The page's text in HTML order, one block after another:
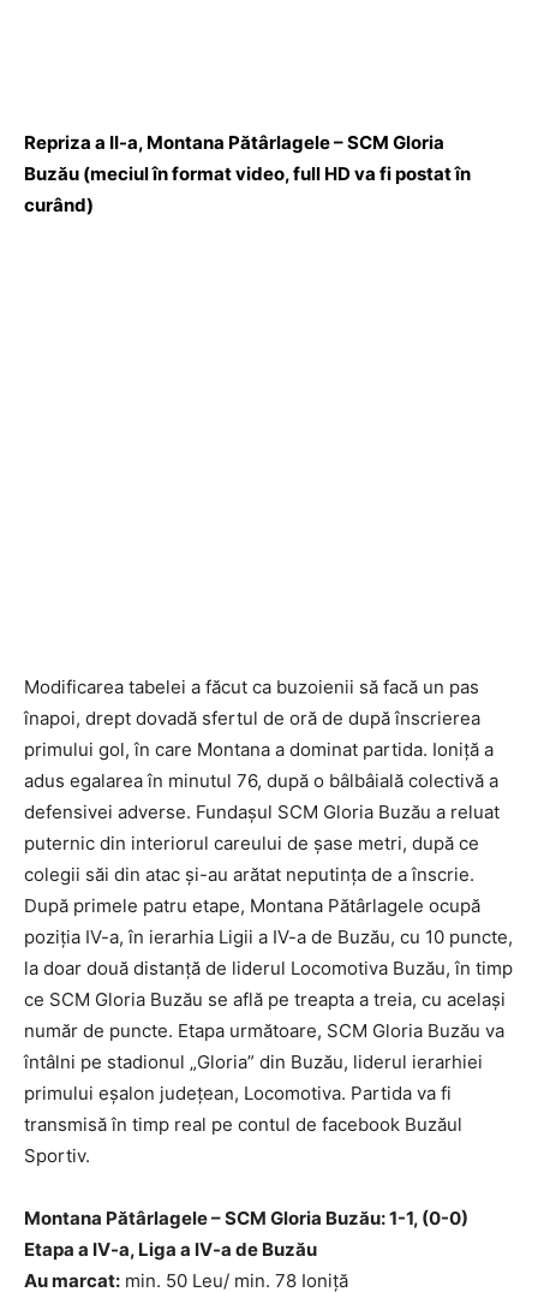
Repriza a II-a, Montana Pătârlagele – SCM Gloria
Buzău (meciul în format video, full HD va fi postat în
curând)
Modificarea tabelei a făcut ca buzoienii să facă un pas
înapoi, drept dovadă sfertul de oră de după înscrierea
primului gol, în care Montana a dominat partida. Ioniţă a
adus egalarea în minutul 76, după o bâlbâială colectivă a
defensivei adverse. Fundaşul SCM Gloria Buzău a reluat
puternic din interiorul careului de şase metri, după ce
colegii săi din atac şi-au arătat neputinţa de a înscrie.
După primele patru etape, Montana Pătârlagele ocupă
poziţia IV-a, în ierarhia Ligii a IV-a de Buzău, cu 10 puncte,
la doar două distanţă de liderul Locomotiva Buzău, în timp
ce SCM Gloria Buzău se află pe treapta a treia, cu acelaşi
număr de puncte. Etapa următoare, SCM Gloria Buzău va
întâlni pe stadionul „Gloria” din Buzău, liderul ierarhiei
primului eşalon judeţean, Locomotiva. Partida va fi
transmisă în timp real pe contul de facebook Buzăul
Sportiv.
Montana Pătârlagele – SCM Gloria Buzău: 1-1, (0-0)
Etapa a IV-a, Liga a IV-a de Buzău
Au marcat: min. 50 Leu/ min. 78 Ioniţă